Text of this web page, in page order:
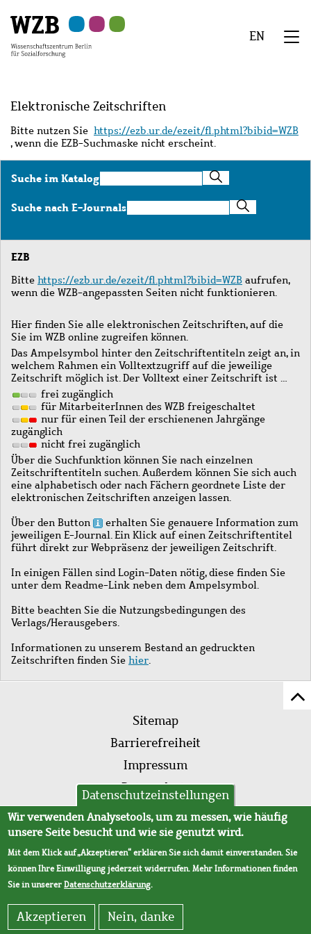
Hauptinhalt
springen
Navigation
springen
Suche
springen
Sekundärnavigation
springen
Fußzeile
springen
EN
Elektronische Zeitschriften
Bitte nutzen Sie https://ezb.ur.de/ezeit/fl.phtml?bibid=WZB
, wenn die EZB-Suchmaske nicht erscheint.
Suche im KatalogSuche
im
Katalog
Suche nach E-JournalsSuche
nach
Journals
EZB
Bitte https://ezb.ur.de/ezeit/fl.phtml?bibid=WZB aufrufen,
wenn die WZB-angepassten Seiten nicht funktionieren.
Hier finden Sie alle elektronischen Zeitschriften, auf die
Sie im WZB online zugreifen können.
Das Ampelsymbol hinter den Zeitschriftentiteln zeigt an, in
welchem Rahmen ein Volltextzugriff auf die jeweilige
Zeitschrift möglich ist. Der Volltext einer Zeitschrift ist …
frei zugänglich
für MitarbeiterInnen des WZB freigeschaltet
nur für einen Teil der erschienenen Jahrgänge
zugänglich
nicht frei zugänglich
Über die Suchfunktion können Sie nach einzelnen
Zeitschriftentiteln suchen. Außerdem können Sie sich auch
eine alphabetisch oder nach Fächern geordnete Liste der
elektronischen Zeitschriften anzeigen lassen.
Über den Button
erhalten Sie genauere Information zum
jeweiligen E-Journal. Ein Klick auf einen Zeitschriftentitel
führt direkt zur Webpräsenz der jeweiligen Zeitschrift.
In einigen Fällen sind Login-Daten nötig, diese finden Sie
unter dem Readme-Link neben dem Ampelsymbol.
Bitte beachten Sie die Nutzungsbedingungen des
Verlags/Herausgebers.
Informationen zu unserem Bestand an gedruckten
Zeitschriften finden Sie hier.
Fußleistenmenü
Sitemap
Barrierefreiheit
Impressum
Datenschutz
AVB
Datenschutzeinstellungen
Wir verwenden Analysetools, um zu messen, wie häufig
unsere Seite besucht und wie sie genutzt wird.
Mit dem Klick auf „Akzeptieren“ erklären Sie sich damit einverstanden. Sie
können Ihre Einwilligung jederzeit widerrufen. Mehr Informationen finden
Sie in unsererDatenschutzerklärung.
Akzeptieren Nein, danke